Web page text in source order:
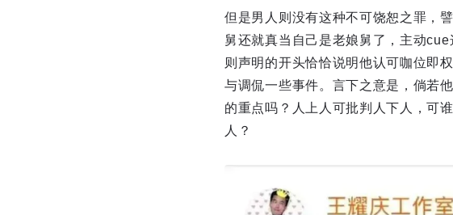
但是男人则没有这种不可饶恕之罪，
舅还就真当自己是老娘舅了，主动
则声明的开头恰恰说明他认可咖位即
与调侃一些事件。言下之意是，倘若
的重点吗？人上人可批判人下人，可
人？